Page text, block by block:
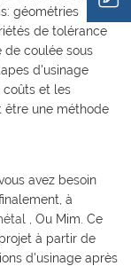
géométries
de tolérance
de coulée sous
d'usinage
coûts et les
être une méthode
avez besoin
à
, Ou Mim. Ce
à partir de
d'usinage après